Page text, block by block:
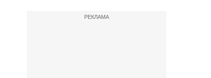
РЕКЛАМА